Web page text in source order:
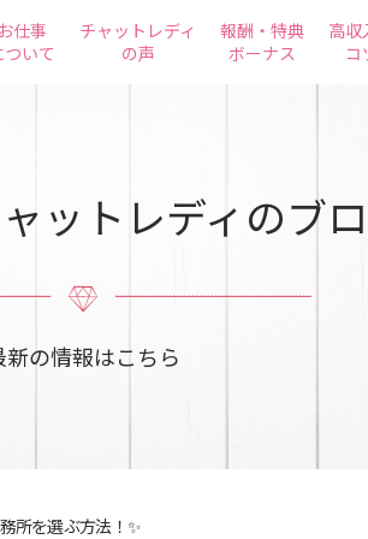
お仕事
ついて
チャットレディ
の声
報酬・特典
ボーナス
高収
コ
ットレディのブ
新の情報はこちら
所を選ぶ方法！✨